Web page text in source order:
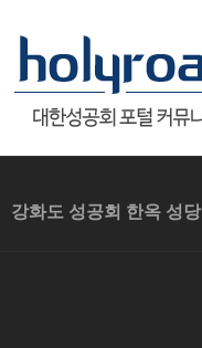
강화도 성공회 한옥 성당